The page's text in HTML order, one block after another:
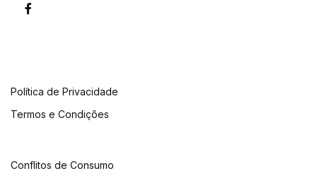
Política de Privacidade
Termos e Condições
Conflitos de Consumo